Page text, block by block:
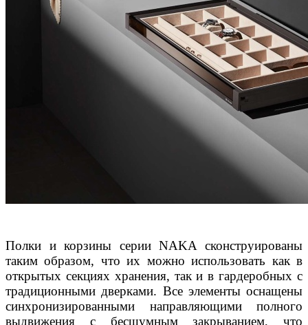
Полки и корзины серии NAKA сконструированы
таким образом, что их можно использовать как в
открытых секциях хранения, так и в гардеробных с
традиционными дверками. Все элементы оснащены
синхронизированными направляющими полного
выдвижения с бесшумным закрыванием, что